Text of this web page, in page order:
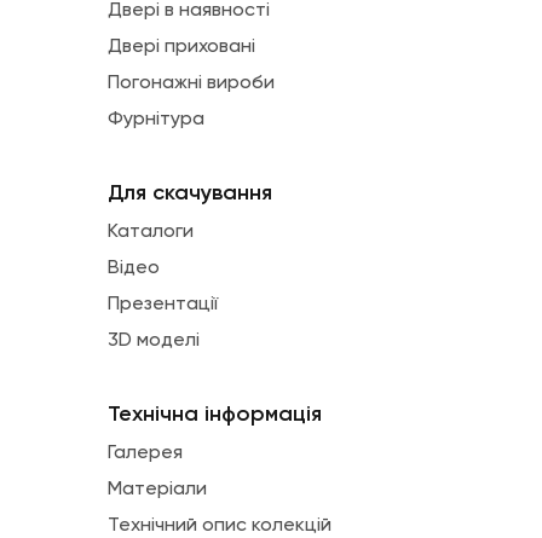
Двері в наявності
Двері приховані
Погонажні вироби
Фурнітура
Для скачування
Каталоги
Відео
Презентації
3D моделі
Технічна інформація
Галерея
Матеріали
Технічний опис колекцій